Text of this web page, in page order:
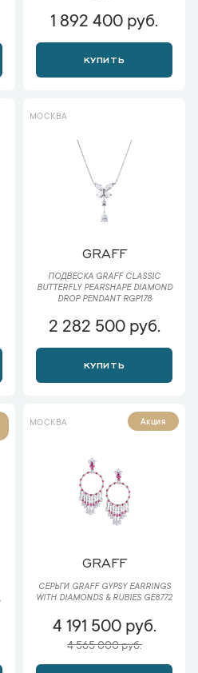
1 892 400 руб.
КУПИТЬ
МОСКВА
GRAFF
ПОДВЕСКА GRAFF CLASSIC
BUTTERFLY PEARSHAPE DIAMOND
DROP PENDANT RGP178
2 282 500 руб.
КУПИТЬ
МОСКВА Акция
GRAFF
СЕРЬГИ GRAFF GYPSY EARRINGS
WITH DIAMONDS & RUBIES GE8772
4 191 500 руб.
4 565 000 руб.